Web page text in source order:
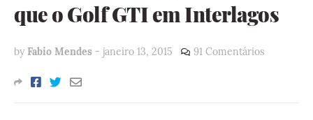
que o Golf GTI em Interlagos
by Fabio Mendes - janeiro 13, 2015 91 Comentários